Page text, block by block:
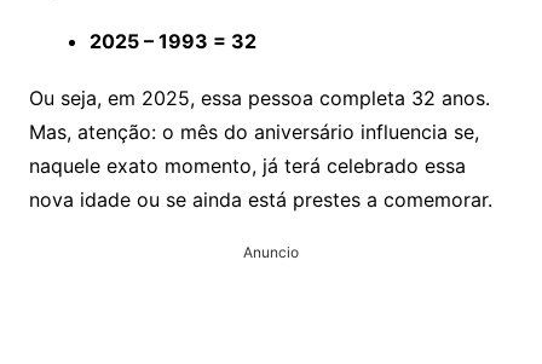
2025 – 1993 = 32
Ou seja, em 2025, essa pessoa completa 32 anos.
Mas, atenção: o mês do aniversário influencia se,
naquele exato momento, já terá celebrado essa
nova idade ou se ainda está prestes a comemorar.
Anuncio